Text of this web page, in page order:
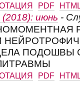
PDF
июнь -
ПОДОШВЫ
PDF